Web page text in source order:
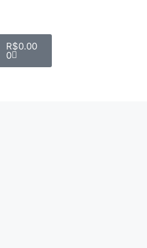
R$0.00
0